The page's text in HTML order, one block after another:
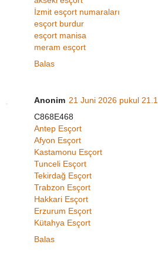
İzmit esçort numaraları
esçort burdur
esçort manisa
meram esçort
Balas
Anonim 21 Juni 2026 pukul
C868E468
Antep Esçort
Afyon Esçort
Kastamonu Esçort
Tunceli Esçort
Tekirdağ Esçort
Trabzon Esçort
Hakkari Esçort
Erzurum Esçort
Kütahya Esçort
Balas